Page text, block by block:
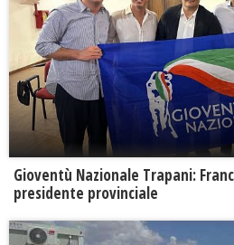
Gioventù Nazionale Trapani:
presidente provinciale